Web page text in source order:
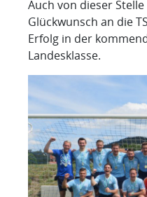
Auch von dieser
Glückwunsch an die
Erfolg in der
Landesklasse.